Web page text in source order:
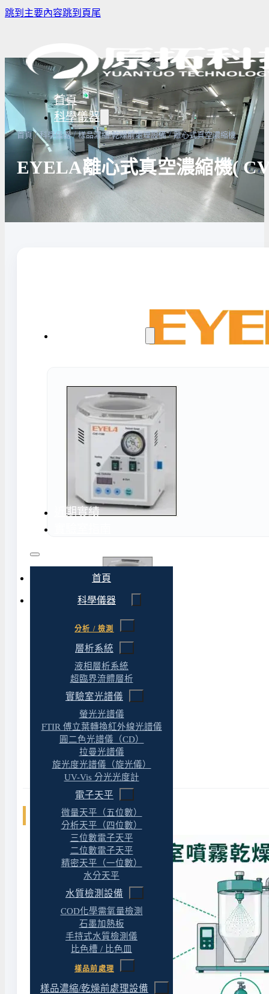
跳到主要內容跳到頁尾
首頁
科學儀器
樣品濃縮/乾燥前處理設備
微量分注吸管pipette
實驗室攪拌器 | 振盪機
實驗室冰箱 / 冷凍櫃
高溫爐
生物安全
高壓滅菌
實驗室紫
實驗室建置服務
實驗桌規劃設計與訂製
近期實績
首頁
科學儀器
分析 / 檢測
層析系統
液相層析系統
超臨界流體層析
實驗室光譜儀
螢光光譜儀
FTIR 傅立葉轉換紅外線光譜儀
圓二色光譜儀（CD）
拉曼光譜儀
旋光度光譜儀（旋光儀）
UV-Vis 分光光度計
電子天平
微量天平（五位數）
分析天平（四位數）
三位數電子天平
二位數電子天平
精密天平（一位數）
水分天平
水質檢測設備
COD化學需氧量檢測
石墨加熱板
手持式水質檢測儀
比色槽 / 比色皿
樣品前處理
樣品濃縮/乾燥前處理設備
首頁 / 科學儀器 / 樣品濃縮/乾燥前處理設備 / 離心式真空濃縮機
EYELA離心式真空濃縮機(
相關文章